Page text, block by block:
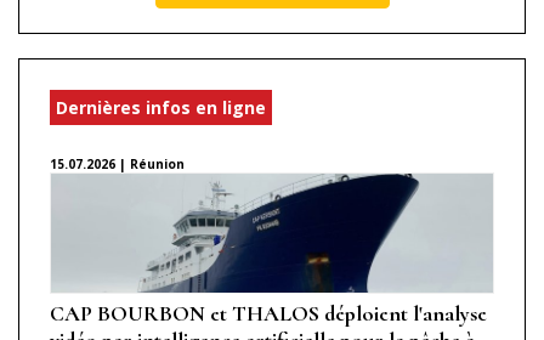
Dernières infos en ligne
15.07.2026 | Réunion
CAP BOURBON et THALOS déploient l'analyse